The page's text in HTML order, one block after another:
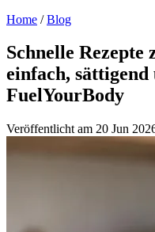
Home / Blog
Schnelle Rezepte
einfach,
FuelYourBody
Veröffentlicht am 20 Jun